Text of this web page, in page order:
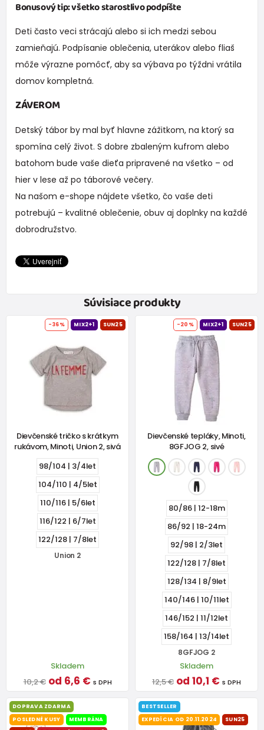
Bonusový tip: všetko starostlivo podpíšte
Deti často veci strácajú alebo si ich medzi sebou
zamieňajú. Podpísanie oblečenia, uterákov alebo fliaš
môže výrazne pomôcť, aby sa výbava po týždni vrátila
domov kompletná.
ZÁVEROM
Detský tábor by mal byť hlavne zážitkom, na ktorý sa
spomína celý život. S dobre zbaleným kufrom alebo
batohom bude vaše dieťa pripravené na všetko – od
hier v lese až po táborové večery.
Na našom e-shope nájdete všetko, čo vaše deti
potrebujú – kvalitné oblečenie, obuv aj doplnky na každé
dobrodružstvo.
Súvisiace produkty
-36% MIX2+1 SUN25
Dievčenské tričko s krátkym
rukávom, Minoti, Union 2, sivá
98/104 | 3/4let
104/110 | 4/5let
110/116 | 5/6let
116/122 | 6/7let
122/128 | 7/8let
Union 2
Skladem
10,2 € od 6,6 € s DPH
-20% MIX2+1 SUN25
Dievčenské tepláky, Minoti,
8GFJOG 2, sivé
80/86 | 12-18m
86/92 | 18-24m
92/98 | 2/3let
122/128 | 7/8let
128/134 | 8/9let
140/146 | 10/11let
146/152 | 11/12let
158/164 | 13/14let
8GFJOG 2
Skladem
12,5 € od 10,1 € s DPH
DOPRAVA ZDARMA
POSLEDNÉ KUSY
MEMBRÁNA
BESTSELLER
EXPEDÍCIA OD 20.11.2024
SUN25